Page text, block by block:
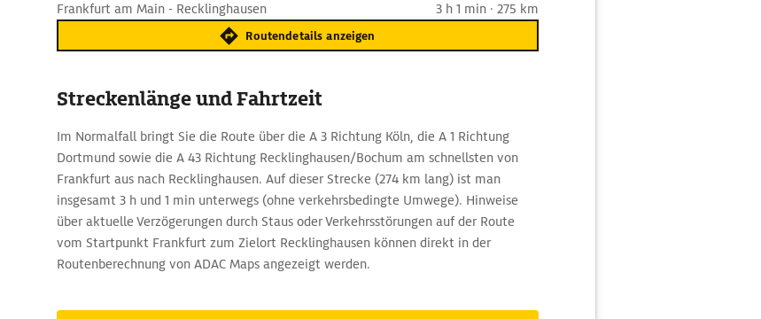
Frankfurt am Main - Recklinghausen 3 h 1 min · 275 km
Routendetails anzeigen
Streckenlänge und Fahrtzeit
Im Normalfall bringt Sie die Route über die A 3 Richtung Köln, die A 1 Richtung
Dortmund sowie die A 43 Richtung Recklinghausen/Bochum am schnellsten von
Frankfurt aus nach Recklinghausen. Auf dieser Strecke (274 km lang) ist man
insgesamt 3 h und 1 min unterwegs (ohne verkehrsbedingte Umwege). Hinweise
über aktuelle Verzögerungen durch Staus oder Verkehrsstörungen auf der Route
vom Startpunkt Frankfurt zum Zielort Recklinghausen können direkt in der
Routenberechnung von ADAC Maps angezeigt werden.